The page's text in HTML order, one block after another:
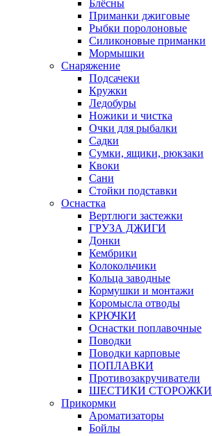
Блёсны
Приманки джиговые
Рыбки поролоновые
Силиконовые приманки
Мормышки
Снаряжение
Подсачеки
Кружки
Ледобуры
Ножики и чистка
Очки для рыбалки
Садки
Сумки, ящики, рюкзаки
Квоки
Сани
Стойки подставки
Оснастка
Вертлюги застежки
ГРУЗА ДЖИГИ
Донки
Кембрики
Колокольчики
Кольца заводные
Кормушки и монтажи
Коромысла отводы
КРЮЧКИ
Оснастки поплавочные
Поводки
Поводки карповые
ПОПЛАВКИ
Противозакручиватели
ШЕСТИКИ СТОРОЖКИ
Прикормки
Ароматизаторы
Бойлы